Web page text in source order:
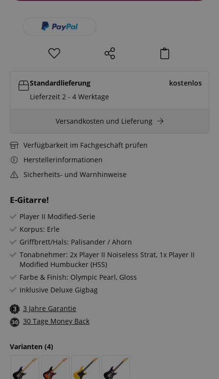
E-Gitarre!
Player II Modified-Serie
Korpus: Erle
Griffbrett/Hals: Palisander / Ahorn
Tonabnehmer: 2x Player II Noiseless Strat, 1x Player II
Modified Humbucker (HSS)
Farbe & Finish: Olympic Pearl, Gloss
Inklusive Deluxe Gigbag
3 Jahre Garantie
30 Tage Money Back
Varianten (4)
Standardlieferung
kostenlos
Lieferzeit 2 - 4 Werktage
Versandkosten und Lieferung
Verfügbarkeit im Fachgeschäft prüfen
Herstellerinformationen
Sicherheits- und Warnhinweise